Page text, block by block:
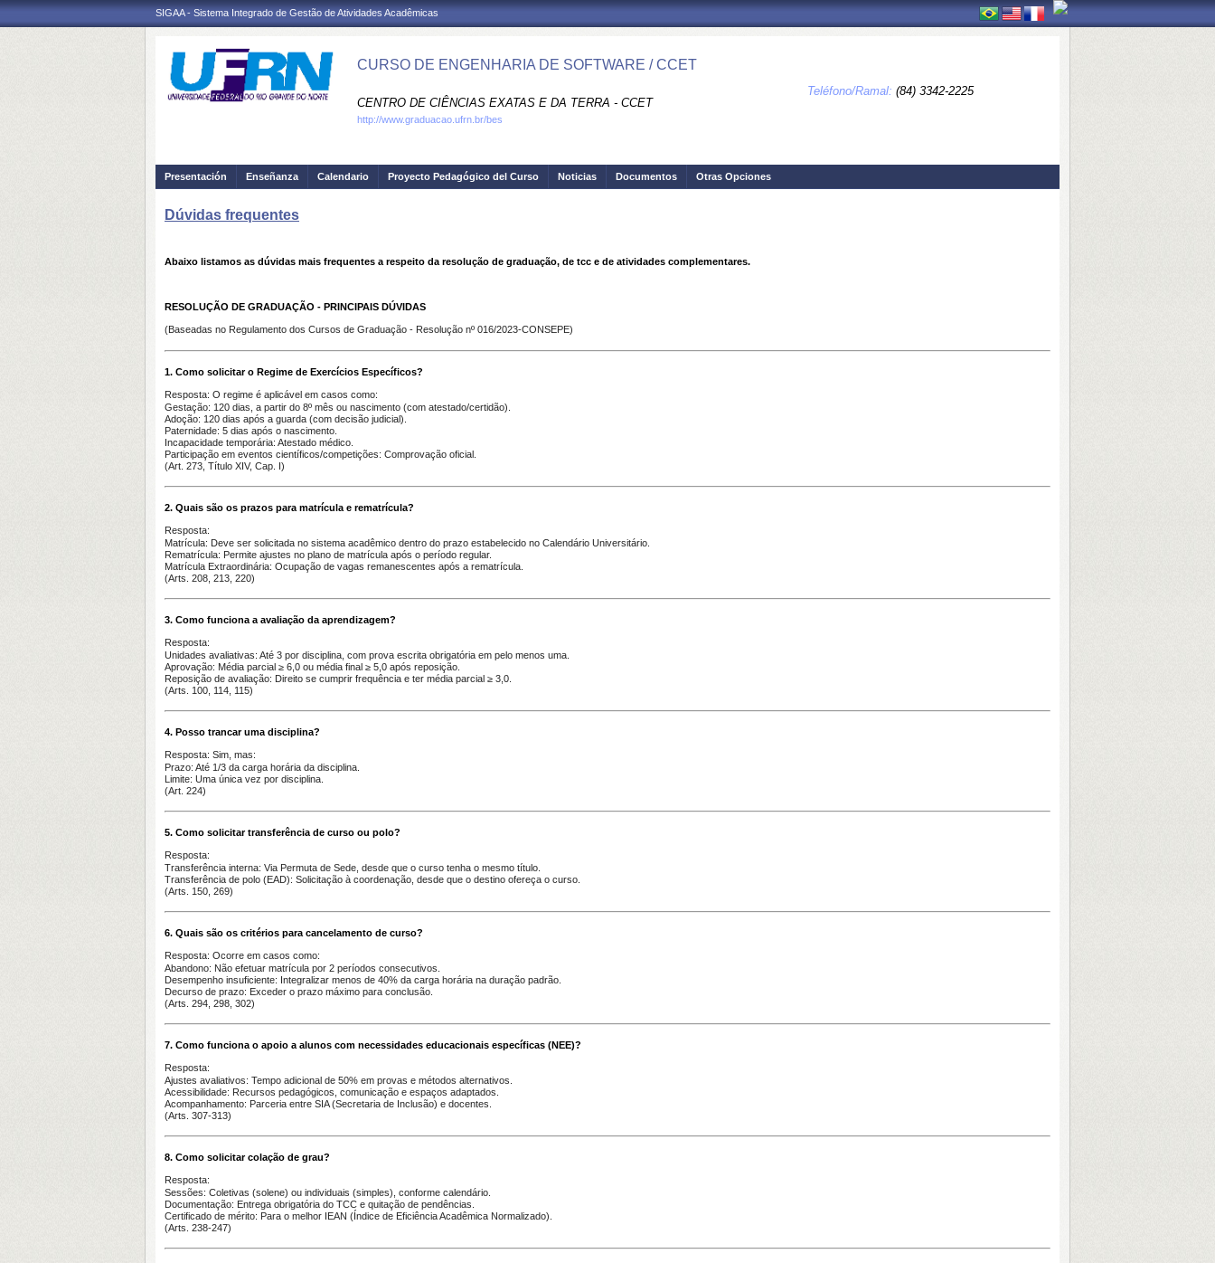
SIGAA - Sistema Integrado de Gestão de Atividades Acadêmicas
CURSO DE ENGENHARIA DE SOFTWARE / CCET
CENTRO DE CIÊNCIAS EXATAS E DA TERRA - CCET
Teléfono/Ramal: (84) 3342-2225
http://www.graduacao.ufrn.br/bes
Presentación Enseñanza Calendario Proyecto Pedagógico del Curso Noticias Documentos Otras Opciones
Dúvidas frequentes
Abaixo listamos as dúvidas mais frequentes a respeito da resolução de graduação, de tcc e de atividades complementares.
RESOLUÇÃO DE GRADUAÇÃO - PRINCIPAIS DÚVIDAS
(Baseadas no Regulamento dos Cursos de Graduação - Resolução nº 016/2023-CONSEPE)
1. Como solicitar o Regime de Exercícios Específicos?
Resposta: O regime é aplicável em casos como:
Gestação: 120 dias, a partir do 8º mês ou nascimento (com atestado/certidão).
Adoção: 120 dias após a guarda (com decisão judicial).
Paternidade: 5 dias após o nascimento.
Incapacidade temporária: Atestado médico.
Participação em eventos científicos/competições: Comprovação oficial.
(Art. 273, Título XIV, Cap. I)
2. Quais são os prazos para matrícula e rematrícula?
Resposta:
Matrícula: Deve ser solicitada no sistema acadêmico dentro do prazo estabelecido no Calendário Universitário.
Rematrícula: Permite ajustes no plano de matrícula após o período regular.
Matrícula Extraordinária: Ocupação de vagas remanescentes após a rematrícula.
(Arts. 208, 213, 220)
3. Como funciona a avaliação da aprendizagem?
Resposta:
Unidades avaliativas: Até 3 por disciplina, com prova escrita obrigatória em pelo menos uma.
Aprovação: Média parcial ≥ 6,0 ou média final ≥ 5,0 após reposição.
Reposição de avaliação: Direito se cumprir frequência e ter média parcial ≥ 3,0.
(Arts. 100, 114, 115)
4. Posso trancar uma disciplina?
Resposta: Sim, mas:
Prazo: Até 1/3 da carga horária da disciplina.
Limite: Uma única vez por disciplina.
(Art. 224)
5. Como solicitar transferência de curso ou polo?
Resposta:
Transferência interna: Via Permuta de Sede, desde que o curso tenha o mesmo título.
Transferência de polo (EAD): Solicitação à coordenação, desde que o destino ofereça o curso.
(Arts. 150, 269)
6. Quais são os critérios para cancelamento de curso?
Resposta: Ocorre em casos como:
Abandono: Não efetuar matrícula por 2 períodos consecutivos.
Desempenho insuficiente: Integralizar menos de 40% da carga horária na duração padrão.
Decurso de prazo: Exceder o prazo máximo para conclusão.
(Arts. 294, 298, 302)
7. Como funciona o apoio a alunos com necessidades educacionais específicas (NEE)?
Resposta:
Ajustes avaliativos: Tempo adicional de 50% em provas e métodos alternativos.
Acessibilidade: Recursos pedagógicos, comunicação e espaços adaptados.
Acompanhamento: Parceria entre SIA (Secretaria de Inclusão) e docentes.
(Arts. 307-313)
8. Como solicitar colação de grau?
Resposta:
Sessões: Coletivas (solene) ou individuais (simples), conforme calendário.
Documentação: Entrega obrigatória do TCC e quitação de pendências.
Certificado de mérito: Para o melhor IEAN (Índice de Eficiência Acadêmica Normalizado).
(Arts. 238-247)